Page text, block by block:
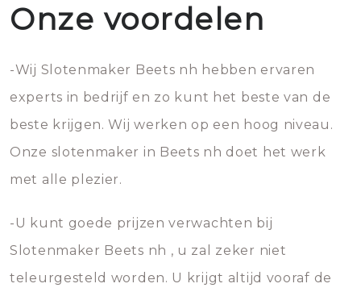
Onze voordelen
-Wij Slotenmaker Beets nh hebben ervaren
experts in bedrijf en zo kunt het beste van de
beste krijgen. Wij werken op een hoog niveau.
Onze slotenmaker in Beets nh doet het werk
met alle plezier.
-U kunt goede prijzen verwachten bij
Slotenmaker Beets nh , u zal zeker niet
teleurgesteld worden. U krijgt altijd vooraf de